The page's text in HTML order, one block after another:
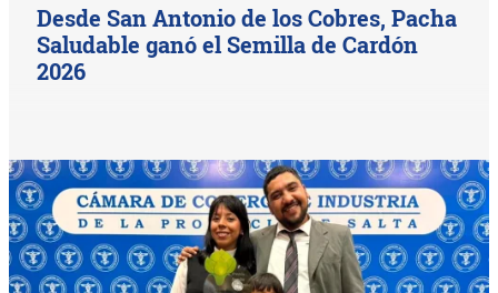
Desde San Antonio de los Cobres, Pacha
Saludable ganó el Semilla de Cardón
2026